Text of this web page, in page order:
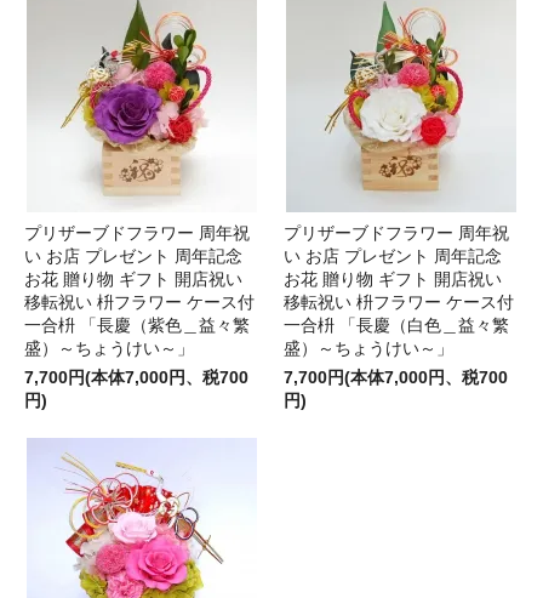
プリザーブドフラワー 周年祝
い お店 プレゼント 周年記念
お花 贈り物 ギフト 開店祝い
移転祝い 枡フラワー ケース付
一合枡 「長慶（紫色＿益々繁
盛）～ちょうけい～」
7,700円(本体7,000円、税700
円)
プリザーブドフラワー 周年祝
い お店 プレゼント 周年記念
お花 贈り物 ギフト 開店祝い
移転祝い 枡フラワー ケース付
一合枡 「長慶（白色＿益々繁
盛）～ちょうけい～」
7,700円(本体7,000円、税700
円)